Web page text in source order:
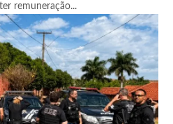
remuneração...